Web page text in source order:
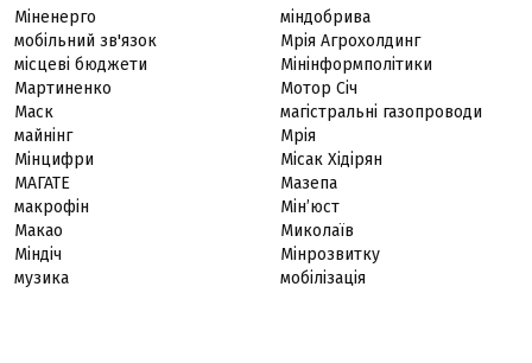
Міненерго
міндобрива
мобільний зв'язок
Мрія Агрохолдинг
місцеві бюджети
Мінінформполітики
Мартиненко
Мотор Січ
Маск
магістральні газопроводи
майнінг
Мрія
Мінцифри
Місак Хідірян
МАГАТЕ
Мазепа
макрофін
Мінʼюст
Макао
Миколаїв
Міндіч
Мінрозвитку
музика
мобілізація